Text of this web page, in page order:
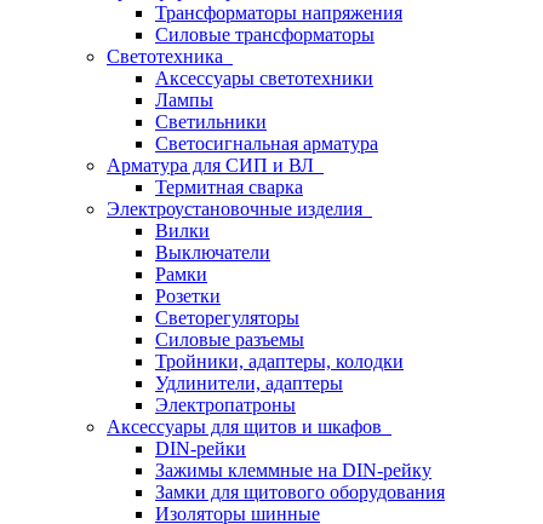
Трансформаторы напряжения
Силовые трансформаторы
Светотехника
Аксессуары светотехники
Лампы
Светильники
Светосигнальная арматура
Арматура для СИП и ВЛ
Термитная сварка
Электроустановочные изделия
Вилки
Выключатели
Рамки
Розетки
Светорегуляторы
Силовые разъемы
Тройники, адаптеры, колодки
Удлинители, адаптеры
Электропатроны
Аксессуары для щитов и шкафов
DIN-рейки
Зажимы клеммные на DIN-рейку
Замки для щитового оборудования
Изоляторы шинные